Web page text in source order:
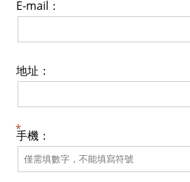
E-mail：
地址：
手機：